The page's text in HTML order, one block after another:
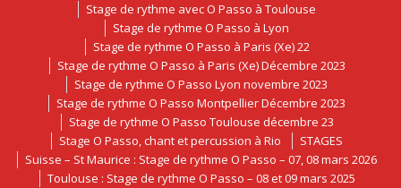
Stage de rythme avec O Passo à Toulouse
Stage de rythme O Passo à Lyon
Stage de rythme O Passo à Paris (Xe) 22
Stage de rythme O Passo à Paris (Xe) Décembre 2023
Stage de rythme O Passo Lyon novembre 2023
Stage de rythme O Passo Montpellier Décembre 2023
Stage de rythme O Passo Toulouse décembre 23
Stage O Passo, chant et percussion à Rio
STAGES
Suisse – St Maurice : Stage de rythme O Passo – 07, 08 mars 2026
Toulouse : Stage de rythme O Passo – 08 et 09 mars 2025